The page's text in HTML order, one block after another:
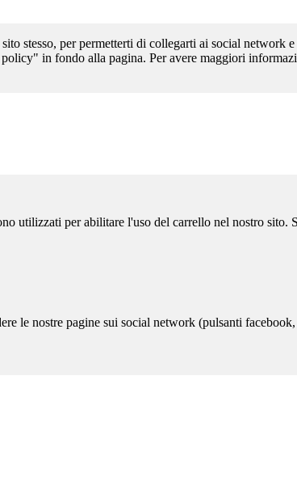
stesso, per permetterti di collegarti ai social network
in fondo alla pagina. Per avere maggiori
utilizzati per abilitare l'uso del carrello nel nostro sito.
le nostre pagine sui social network (pulsanti